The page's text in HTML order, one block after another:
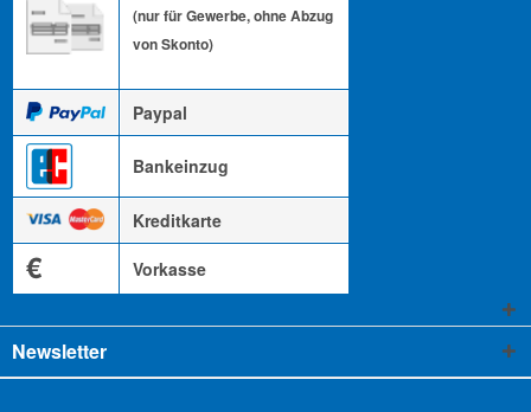
(nur für Gewerbe, ohne Abzug
von Skonto)
Paypal
Bankeinzug
Kreditkarte
€ Vorkasse
Newsletter